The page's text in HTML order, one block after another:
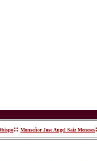
:: Monseñor Jose Angel Saiz Meneses